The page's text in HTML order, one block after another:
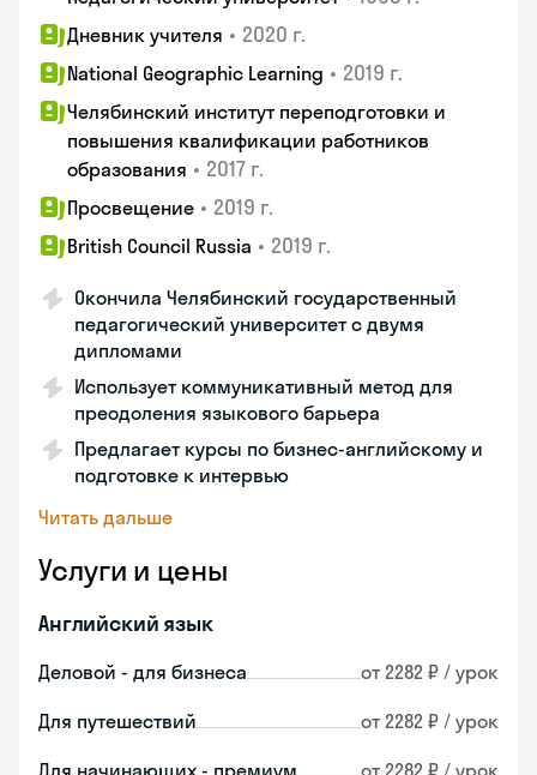
Дневник учителя • 2020 г.
National Geographic Learning • 2019 г.
Челябинский институт переподготовки и
повышения квалификации работников
образования • 2017 г.
Просвещение • 2019 г.
British Council Russia • 2019 г.
Окончила Челябинский государственный
педагогический университет с двумя
дипломами
Использует коммуникативный метод для
преодоления языкового барьера
Предлагает курсы по бизнес-английскому и
подготовке к интервью
Читать дальше
Услуги и цены
Английский язык
Деловой - для бизнеса от 2282 ₽ / урок
Для путешествий от 2282 ₽ / урок
Для начинающих - премиум от 2282 ₽ / урок